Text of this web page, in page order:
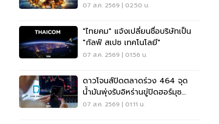
07 ส.ค. 2569 | 02:50 น.
"ไทยคม" แจ้งเปลี่ยนชื่อบริษัทเป็น
"กัลฟ์ สเปซ เทคโนโลยี"
07 ส.ค. 2569 | 01:56 น.
ดาวโจนส์ปิดตลาดร่วง 464 จุด
น้ำมันพุ่งรับอิหร่านขู่ปิดฮอร์มุซ
จับตาเฟดขึ้นดอกเบี้ย
07 ส.ค. 2569 | 01:11 น.